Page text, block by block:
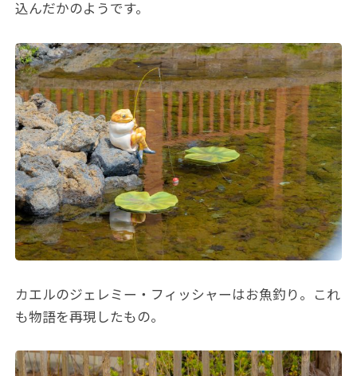
込んだかのようです。
カエルのジェレミー・フィッシャーはお魚釣り。これ
も物語を再現したもの。